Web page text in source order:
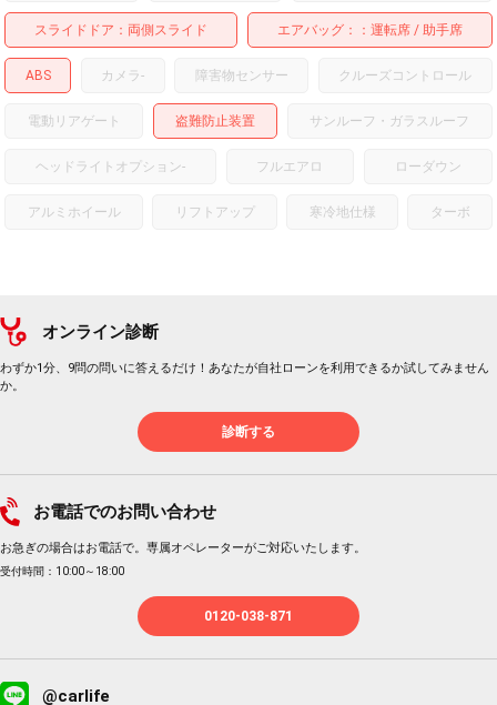
スライドドア 両側スライド エアバッグ： 運転席 助手席
ABS カメラ- 障害物センサー クルーズコントロール
電動リアゲート 盗難防止装置 サンルーフ・ガラスルーフ
ヘッドライトオプション- フルエアロ ローダウン
アルミホイール リフトアップ 寒冷地仕様 ターボ
オンライン診断
わずか1分、9問の問いに答えるだけ！あなたが自社ローンを利用できるか試してみません
か。
診断する
お電話でのお問い合わせ
お急ぎの場合はお電話で。専属オペレーターがご対応いたします。
受付時間：10:00～18:00
0120-038-871
@carlife